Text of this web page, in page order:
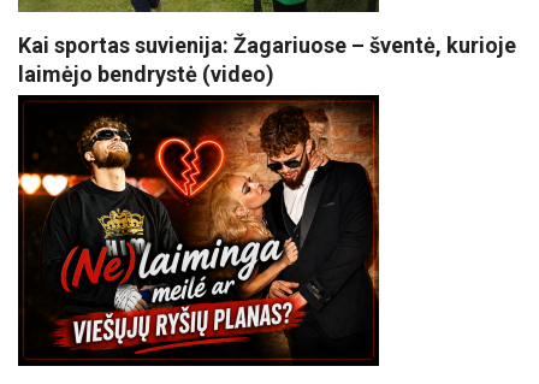
Kai sportas suvienija: Žagariuose – šventė, kurioje
laimėjo bendrystė (video)